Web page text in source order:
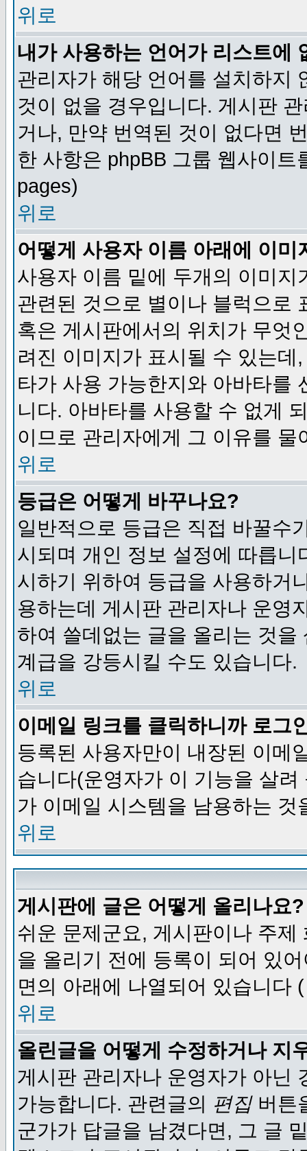
위로
내가 사용하는 언어가 리스트에
관리자가 해당 언어를 설치하지
것이 없을 경우입니다. 게시판
거나, 만약 번역된 것이 없다면
한 사항은 phpBB 그룹 웹사이
pages)
위로
어떻게 사용자 이름 아래에 이미
사용자 이름 밑에 두개의 이미
관련된 것으로 별이나 블럭으로
혹은 게시판에서의 위치가 무엇
려진 이미지가 표시될 수 있는
타가 사용 가능한지와 아바타를
니다. 아바타를 사용할 수 없게
이므로 관리자에게 그 이유를 물
위로
등급은 어떻게 바꾸나요?
일반적으로 등급은 직접 바꿀수
시되며 개인 정보 설정에 따릅
시하기 위하여 등급을 사용하거
용하는데 게시판 관리자나 운영
하여 쓸데없는 글을 올리는 것
계급을 강등시킬 수도 있습니다.
위로
이메일 링크를 클릭하니까 로그
등록된 사용자만이 내장된 이메
습니다(운영자가 이 기능을 살
가 이메일 시스템을 남용하는 것
위로
게시판에 글은 어떻게 올리나요?
쉬운 문제군요, 게시판이나 주
을 올리기 전에 등록이 되어 있
면의 아래에 나열되어 있습니다 (
위로
올린글을 어떻게 수정하거나 지
게시판 관리자나 운영자가 아닌
가능합니다. 관련글의 편집버튼
군가가 답글을 남겼다면, 그 글